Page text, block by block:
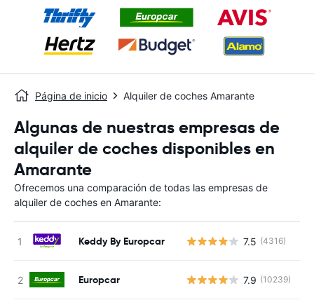
Página de inicio Alquiler de coches Amarante
Algunas de nuestras empresas de
alquiler de coches disponibles en
Amarante
Ofrecemos una comparación de todas las empresas de
alquiler de coches en Amarante:
Keddy By Europcar 7.5 (4316)
Europcar 7.9 (10239)